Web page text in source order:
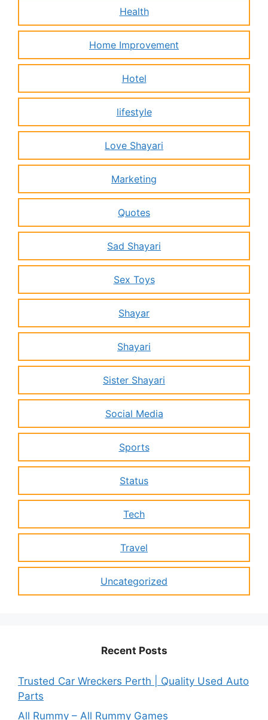
Health
Home Improvement
Hotel
lifestyle
Love Shayari
Marketing
Quotes
Sad Shayari
Sex Toys
Shayar
Shayari
Sister Shayari
Social Media
Sports
Status
Tech
Travel
Uncategorized
Recent Posts
Trusted Car Wreckers Perth | Quality Used Auto
Parts
All Rummy – All Rummy Games